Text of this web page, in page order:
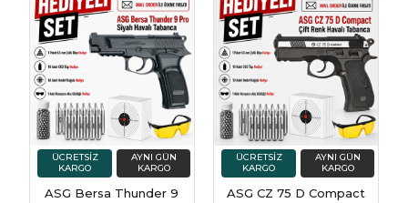
ASG Bersa Thunder 9
ASG CZ 75 D Compact